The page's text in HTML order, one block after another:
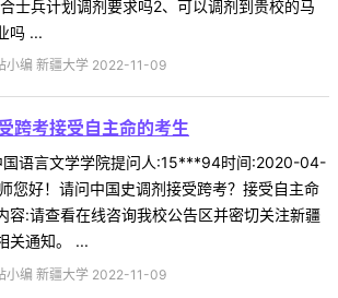
士兵计划调剂要求吗2、可以调剂到贵校的马
吗 ...
小编 新疆大学 2022-11-09
跨考接受自主命的考生
国语言文学学院提问人:15***94时间:2020-04-
您好！请问中国史调剂接受跨考？接受自主命
容:请查看在线咨询我校公告区并密切关注新疆
关通知。 ...
小编 新疆大学 2022-11-09